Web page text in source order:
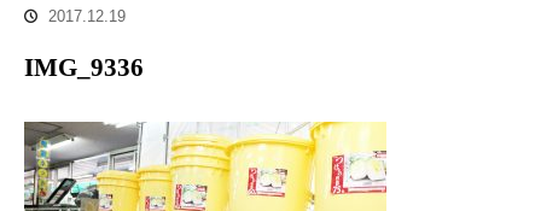
2017.12.19
IMG_9336